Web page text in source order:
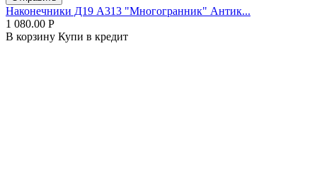
Наконечники Д19 А313 "Многогранник" Антик...
1 080.00 Р
В корзину Купи в кредит